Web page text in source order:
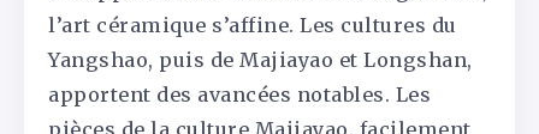
l’art céramique s’affine. Les cultures du
Yangshao, puis de Majiayao et Longshan,
apportent des avancées notables. Les